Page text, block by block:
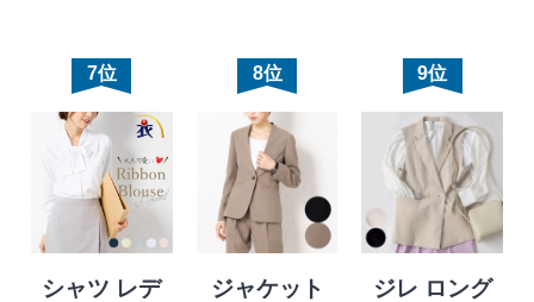
7位
シャツ レデ
8位
ジャケット
9位
ジレ ロング